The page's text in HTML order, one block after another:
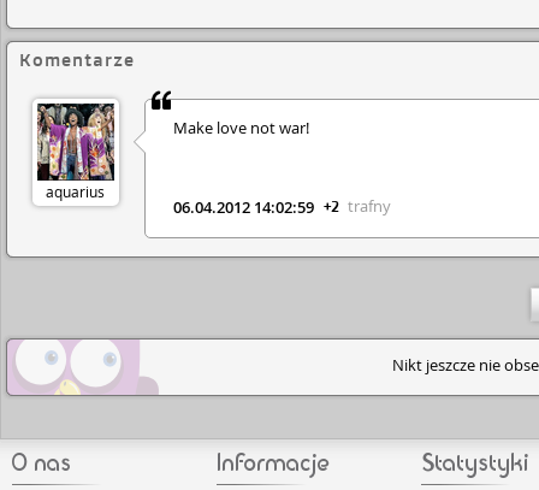
Komentarze
Make love not war!
06.04.2012 14:02:59 +2 trafny
aquarius
Nikt jeszcze nie